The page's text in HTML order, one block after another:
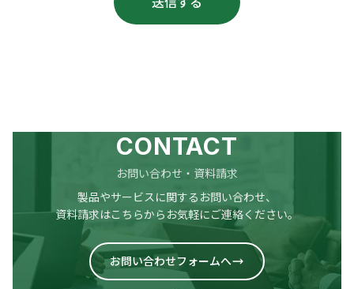
CONTACT
お問い合わせ・資料請求
製品やサービスに関するお問い合わせ、
資料請求はこちらからお気軽にご連絡ください。
お問い合わせフォームへ